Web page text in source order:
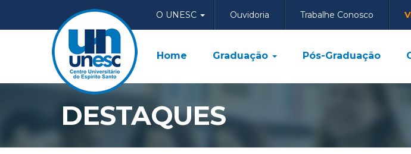
O UNESC Ouvidoria Trabalhe Conosco
Home Graduação Pós-Graduação
DESTAQUES